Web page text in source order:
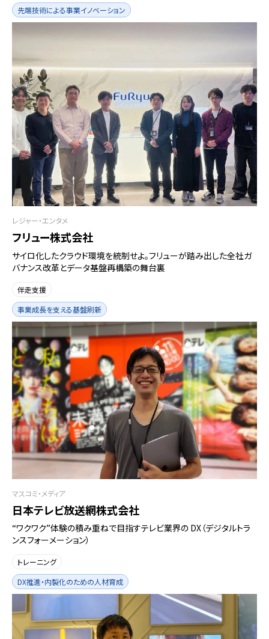
先端技術による事業イノベーション
レジャー・エンタメ
フリュー株式会社
サイロ化したクラウド環境を統制せよ。フリューが踏み出した全社ガ
バナンス改革とデータ基盤再構築の舞台裏
伴走支援
事業成長を支える基盤刷新
マスコミ・メディア
日本テレビ放送網株式会社
“ワクワク”体験の積み重ねで目指すテレビ業界の DX（デジタルトラ
ンスフォーメーション）
トレーニング
DX推進・内製化のための人材育成